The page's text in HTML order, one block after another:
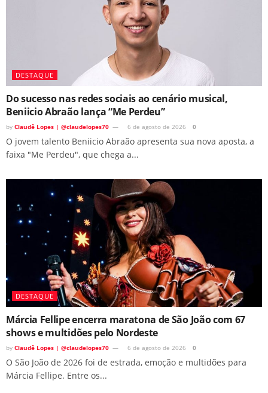
DESTAQUE
Do sucesso nas redes sociais ao cenário musical,
Beniicio Abraão lança “Me Perdeu”
by Claudê Lopes | @claudelopes70 6 de agosto de 2026 0
O jovem talento Beniicio Abraão apresenta sua nova aposta, a
faixa "Me Perdeu", que chega a...
DESTAQUE
Márcia Fellipe encerra maratona de São João com 67
shows e multidões pelo Nordeste
by Claudê Lopes | @claudelopes70 6 de agosto de 2026 0
O São João de 2026 foi de estrada, emoção e multidões para
Márcia Fellipe. Entre os...